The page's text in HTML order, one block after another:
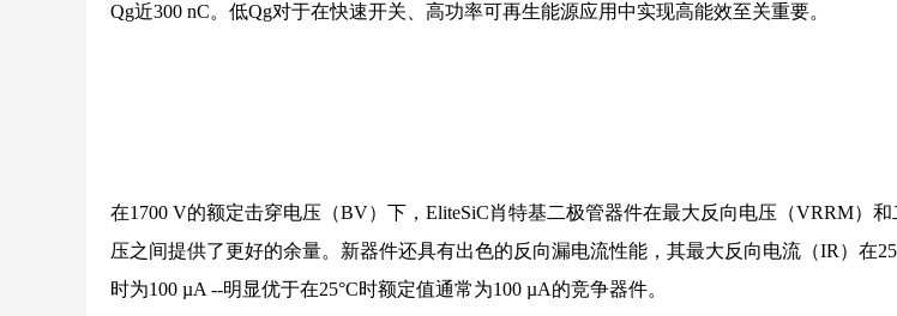
Qg近300 nC。低Qg对于在快速开关、高功率可再生能源应用中实现高能效至关重要。
在1700 V的额定击穿电压（BV）下，EliteSiC肖特基二极管器件在最大反向电压（VRRM）
压之间提供了更好的余量。新器件还具有出色的反向漏电流性能，其最大反向电流（IR）在
时为100 µA --明显优于在25°C时额定值通常为100 µA的竞争器件。